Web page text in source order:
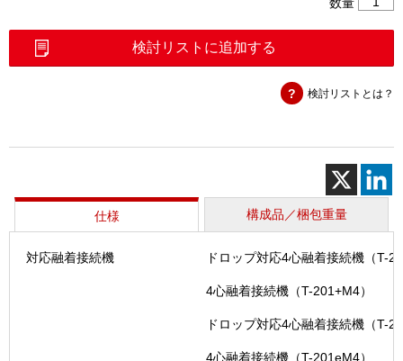
ス
ワ
イ
ド
（WT-
検討リストに追加する
検討リストとは？
仕様 構成品／梱包重量
対応融着接続機 ドロップ対応4心融着接続機（T-
4心融着接続機（T-201+M4）
ドロップ対応4心融着接続機（T-
4心融着接続機（T-201eM4）